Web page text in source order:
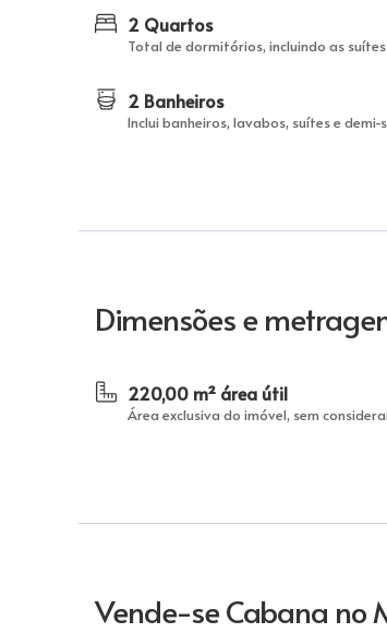
2 Quartos
Total de dormitórios, incluindo as suítes
2 Banheiros
Inclui banheiros, lavabos, suítes e demi-
Dimensões e
220,00 m² área útil
Área exclusiva do imóvel, sem
Vende-se Cabana no